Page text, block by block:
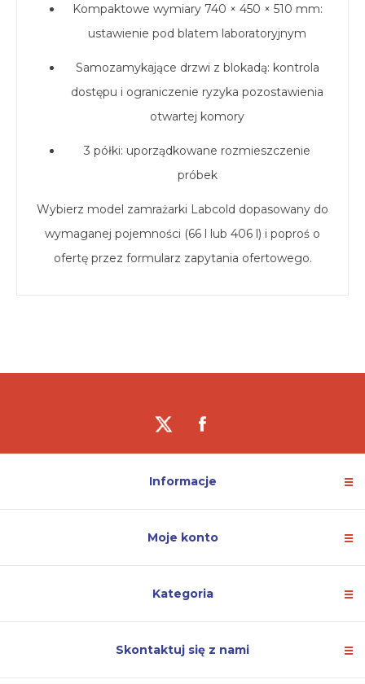
Kompaktowe wymiary 740 × 450 × 510 mm:
ustawienie pod blatem laboratoryjnym
Samozamykające drzwi z blokadą: kontrola
dostępu i ograniczenie ryzyka pozostawienia
otwartej komory
3 półki: uporządkowane rozmieszczenie
próbek
Wybierz model zamrażarki Labcold dopasowany do
wymaganej pojemności (66 l lub 406 l) i poproś o
ofertę przez formularz zapytania ofertowego.
Informacje
Moje konto
Kategoria
Skontaktuj się z nami